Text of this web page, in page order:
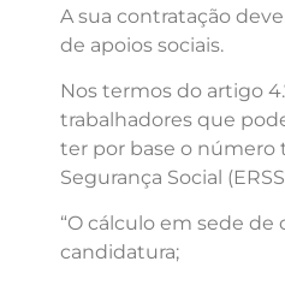
A sua contratação
de apoios sociais.
Nos termos do artigo
trabalhadores que
ter por base o número
Segurança Social
“O cálculo em sede
candidatura;